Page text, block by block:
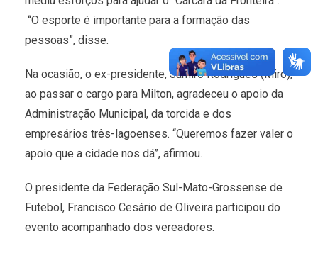
“O esporte é importante para a formação das
pessoas”, disse.
Na ocasião, o ex-presidente, Jamiro Rodrigues (Miro),
ao passar o cargo para Milton, agradeceu o apoio da
Administração Municipal, da torcida e dos
empresários três-lagoenses. “Queremos fazer valer o
apoio que a cidade nos dá”, afirmou.
O presidente da Federação Sul-Mato-Grossense de
Futebol, Francisco Cesário de Oliveira participou do
evento acompanhado dos vereadores.